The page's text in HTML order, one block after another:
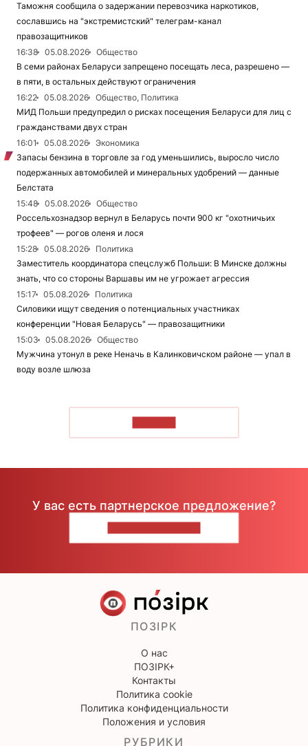
Таможня сообщила о задержании перевозчика наркотиков,
сославшись на "экстремистский" телеграм-канал
правозащитников
16:38
05.08.2026
Общество
В семи районах Беларуси запрещено посещать леса, разрешено —
в пяти, в остальных действуют ограничения
16:22
05.08.2026
Общество, Политика
МИД Польши предупредил о рисках посещения Беларуси для лиц с
гражданствами двух стран
16:01
05.08.2026
Экономика
Запасы бензина в торговле за год уменьшились, выросло число
подержанных автомобилей и минеральных удобрений — данные
Белстата
15:48
05.08.2026
Общество
Россельхознадзор вернул в Беларусь почти 900 кг "охотничьих
трофеев" — рогов оленя и лося
15:28
05.08.2026
Политика
Заместитель координатора спецслужб Польши: В Минске должны
знать, что со стороны Варшавы им не угрожает агрессия
15:17
05.08.2026
Политика
Силовики ищут сведения о потенциальных участниках
конференции "Новая Беларусь" — правозащитники
15:03
05.08.2026
Общество
Мужчина утонул в реке Неначь в Калинковичском районе — упал в
воду возле шлюза
У вас есть партнерское предложение?
ПОЗІРК
О нас
ПОЗІРК+
Контакты
Политика cookie
Политика конфиденциальности
Положения и условия
РУБРИКИ